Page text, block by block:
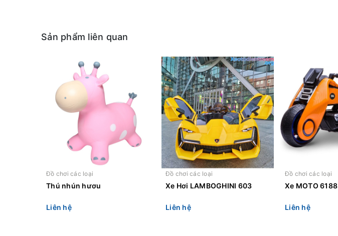
Sản phẩm liên quan
Đồ chơi các loại
Thú nhún hươu
Liên hệ
Đồ chơi các loại
Xe Hơi LAMBOGHINI 603
Liên hệ
Đồ chơi các loại
Xe MOTO 6188
Liên hệ